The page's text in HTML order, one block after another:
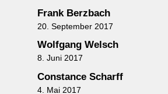
Frank Berzbach
20. September 2017
Wolfgang Welsch
8. Juni 2017
Constance Scharff
4. Mai 2017